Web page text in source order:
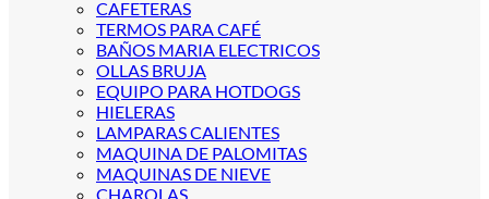
CAFETERAS
TERMOS PARA CAFÉ
BAÑOS MARIA ELECTRICOS
OLLAS BRUJA
EQUIPO PARA HOTDOGS
HIELERAS
LAMPARAS CALIENTES
MAQUINA DE PALOMITAS
MAQUINAS DE NIEVE
CHAROLAS